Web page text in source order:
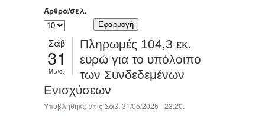
Άρθρα/σελ.
Σάβ
31
Μάιος
Πληρωμές 104,3 εκ.
ευρώ για το υπόλοιπο
των Συνδεδεμένων
Ενισχύσεων
Υποβλήθηκε στις Σάβ, 31/05/2025 - 23:20.